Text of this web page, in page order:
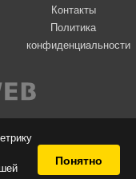
Понятно
Контакты
Политика
конфиденциальности